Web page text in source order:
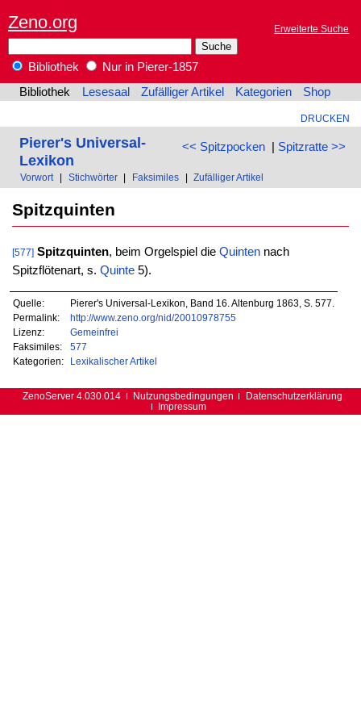
Zeno.org Erweiterte Suche
Bibliothek
Nur in Pierer-1857
Bibliothek
Lesesaal Zufälliger Artikel Kategorien Shop
DRUCKEN
<< Spitzpocken| Spitzratte >>
Pierer's Universal-
Lexikon
Vorwort Stichwörter Faksimiles Zufälliger Artikel
Spitzquinten
[577] Spitzquinten, beim Orgelspiel die Quintennach
Spitzflötenart, s. Quinte5).
Quelle:
Pierer's Universal-Lexikon, Band 16. Altenburg 1863, S. 577.
Permalink:
http://www.zeno.org/nid/20010978755
Lizenz:
Gemeinfrei
Faksimiles:
577
Kategorien:
Lexikalischer Artikel
ZenoServer 4.030.014 Nutzungsbedingungen
Datenschutzerklärung
Impressum